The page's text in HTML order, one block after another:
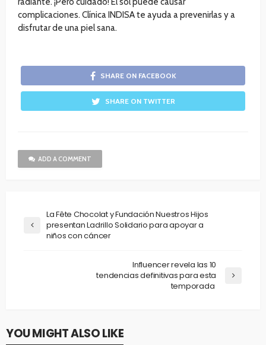
complicaciones. Clínica INDISA te ayuda a prevenirlas y a
disfrutar de una piel sana.
SHARE ON FACEBOOK
SHARE ON TWITTER
ADD A COMMENT
La Fête Chocolat y Fundación Nuestros Hijos
presentan Ladrillo Solidario para apoyar a
niños con cáncer
Influencer revela las 10
tendencias definitivas para esta
temporada
YOU MIGHT ALSO LIKE